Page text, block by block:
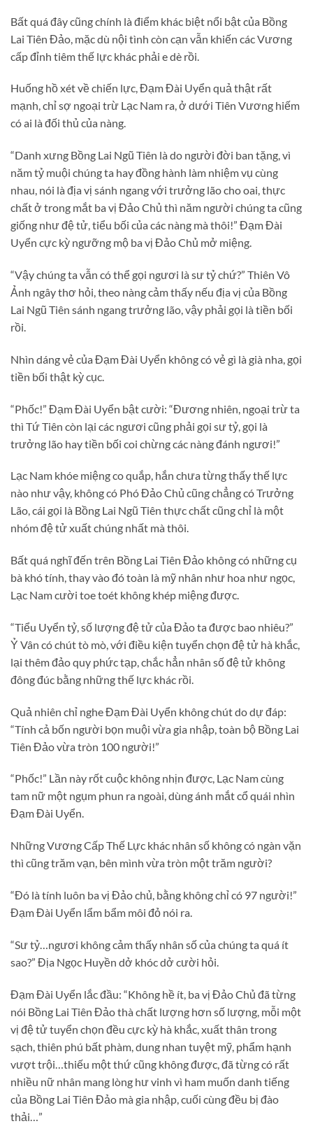
Bất quá đây cũng chính là điểm khác biệt nổi bật của Bồng
Lai Tiên Đảo, mặc dù nội tình còn cạn vẫn khiến các Vương
cấp đỉnh tiêm thế lực khác phải e dè rồi.
Huống hồ xét về chiến lực, Đạm Đài Uyển quả thật rất
mạnh, chỉ sợ ngoại trừ Lạc Nam ra, ở dưới Tiên Vương hiếm
có ai là đối thủ của nàng.
“Danh xưng Bồng Lai Ngũ Tiên là do người đời ban tặng, vì
năm tỷ muội chúng ta hay đồng hành làm nhiệm vụ cùng
nhau, nói là địa vị sánh ngang với trưởng lão cho oai, thực
chất ở trong mắt ba vị Đảo Chủ thì năm người chúng ta cũng
giống như đệ tử, tiểu bối của các nàng mà thôi!” Đạm Đài
Uyển cực kỳ ngưỡng mộ ba vị Đảo Chủ mở miệng.
“Vậy chúng ta vẫn có thể gọi ngươi là sư tỷ chứ?” Thiên Vô
Ảnh ngây thơ hỏi, theo nàng cảm thấy nếu địa vị của Bồng
Lai Ngũ Tiên sánh ngang trưởng lão, vậy phải gọi là tiền bối
rồi.
Nhìn dáng vẻ của Đạm Đài Uyển không có vẻ gì là già nha, gọi
tiền bối thật kỳ cục.
“Phốc!” Đạm Đài Uyển bật cười: “Đương nhiên, ngoại trừ ta
thì Tứ Tiên còn lại các ngươi cũng phải gọi sư tỷ, gọi là
trưởng lão hay tiền bối coi chừng các nàng đánh ngươi!”
Lạc Nam khóe miệng co quắp, hắn chưa từng thấy thế lực
nào như vậy, không có Phó Đảo Chủ cũng chẳng có Trưởng
Lão, cái gọi là Bồng Lai Ngũ Tiên thực chất cũng chỉ là một
nhóm đệ tử xuất chúng nhất mà thôi.
Bất quá nghĩ đến trên Bồng Lai Tiên Đảo không có những cụ
bà khó tính, thay vào đó toàn là mỹ nhân như hoa như ngọc,
Lạc Nam cười toe toét không khép miệng được.
“Tiểu Uyển tỷ, số lượng đệ tử của Đảo ta được bao nhiêu?”
Ỷ Vân có chút tò mò, với điều kiện tuyển chọn đệ tử hà khắc,
lại thêm đảo quy phức tạp, chắc hẳn nhân số đệ tử không
đông đúc bằng những thế lực khác rồi.
Quả nhiên chỉ nghe Đạm Đài Uyển không chút do dự đáp:
“Tính cả bốn người bọn muội vừa gia nhập, toàn bộ Bồng Lai
Tiên Đảo vừa tròn 100 người!”
“Phốc!” Lần này rốt cuộc không nhịn được, Lạc Nam cùng
tam nữ một ngụm phun ra ngoài, dùng ánh mắt cổ quái nhìn
Đạm Đài Uyển.
Những Vương Cấp Thế Lực khác nhân số không có ngàn vặn
thì cũng trăm vạn, bên mình vừa tròn một trăm người?
“Đó là tính luôn ba vị Đảo chủ, bằng không chỉ có 97 người!”
Đạm Đài Uyển lẩm bẩm môi đỏ nói ra.
“Sư tỷ…ngươi không cảm thấy nhân số của chúng ta quá ít
sao?” Địa Ngọc Huyền dở khóc dở cười hỏi.
Đạm Đài Uyển lắc đầu: “Không hề ít, ba vị Đảo Chủ đã từng
nói Bồng Lai Tiên Đảo thà chất lượng hơn số lượng, mỗi một
vị đệ tử tuyển chọn đều cực kỳ hà khắc, xuất thân trong
sạch, thiên phú bất phàm, dung nhan tuyệt mỹ, phẩm hạnh
vượt trội…thiếu một thứ cũng không được, đã từng có rất
nhiều nữ nhân mang lòng hư vinh vì ham muốn danh tiếng
của Bồng Lai Tiên Đảo mà gia nhập, cuối cùng đều bị đào
thải…”